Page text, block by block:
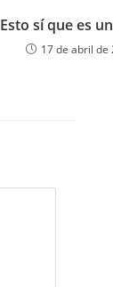
Esto sí que es
17 de abril de